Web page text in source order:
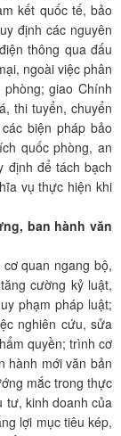
kết quốc tế, bảo
định các nguyên
thông qua đấu
ngoài việc phân
giao Chính
thi tuyển, chuyển
biện pháp bảo
quốc phòng, an
định để tách bạch
vụ thực hiện khi
ban hành văn
quan ngang bộ,
cường kỷ luật,
phạm pháp luật;
nghiên cứu, sửa
quyền; trình cơ
hành mới văn bản
mắc trong thực
tư, kinh doanh của
lợi mục tiêu kép,